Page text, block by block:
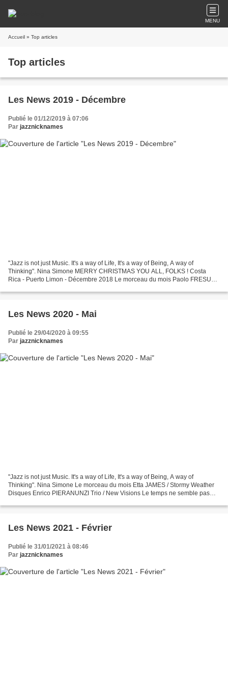
MENU
Accueil » Top articles
Top articles
Les News 2019 - Décembre
Publié le 01/12/2019 à 07:06
Par jazznicknames
"Jazz is not just Music. It's a way of Life, It's a way of Being, A way of
Thinking". Nina Simone MERRY CHRISTMAS YOU ALL, FOLKS ! Costa
Rica - Puerto Limon - Décembre 2018 Le morceau du mois Paolo FRESU
Les News 2020 - Mai
Publié le 29/04/2020 à 09:55
Par jazznicknames
"Jazz is not just Music. It's a way of Life, It's a way of Being, A way of
Thinking". Nina Simone Le morceau du mois Etta JAMES / Stormy Weather
Disques Enrico PIERANUNZI Trio / New Visions Le temps ne semble pas
Les News 2021 - Février
Publié le 31/01/2021 à 08:46
Par jazznicknames